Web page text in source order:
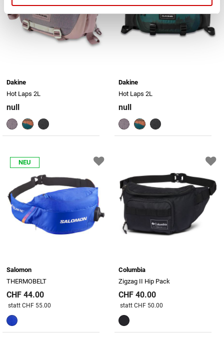
Dakine
Hot Laps 2L
null
Dakine
Hot Laps 2L
null
NEU
Salomon
THERMOBELT
CHF 44.00
Preis reduziert von
statt CHF 55.00
Columbia
Zigzag II Hip Pack
CHF 40.00
Preis reduziert von
statt CHF 50.00